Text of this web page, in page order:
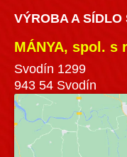
VÝROBA A SÍDLO
MÁNYA, spol. s
Svodín 1299
943 54 Svodín